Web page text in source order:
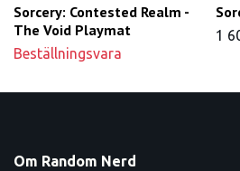
Sorcery: Contested Realm -
The Void Playmat
Beställningsvara
1
Om Random Nerd